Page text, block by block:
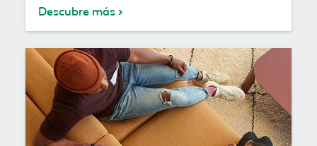
Descubre más